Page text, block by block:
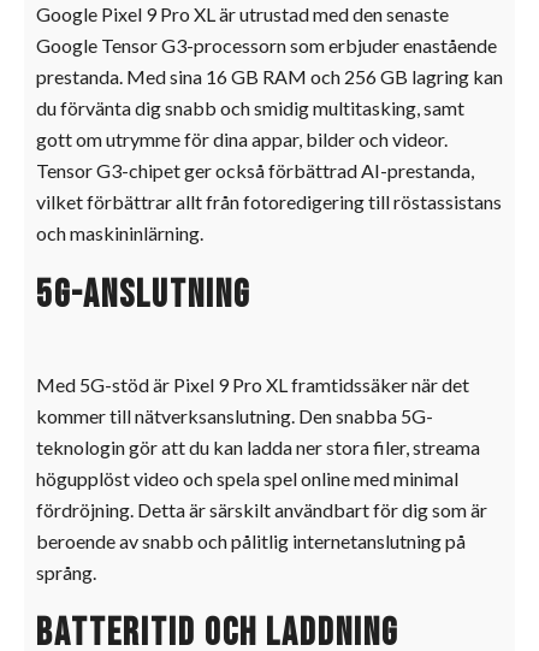
Google Pixel 9 Pro XL är utrustad med den senaste
Google Tensor G3-processorn som erbjuder enastående
prestanda. Med sina 16 GB RAM och 256 GB lagring kan
du förvänta dig snabb och smidig multitasking, samt
gott om utrymme för dina appar, bilder och videor.
Tensor G3-chipet ger också förbättrad AI-prestanda,
vilket förbättrar allt från fotoredigering till röstassistans
och maskininlärning.
5G-anslutning
Med 5G-stöd är Pixel 9 Pro XL framtidssäker när det
kommer till nätverksanslutning. Den snabba 5G-
teknologin gör att du kan ladda ner stora filer, streama
högupplöst video och spela spel online med minimal
fördröjning. Detta är särskilt användbart för dig som är
beroende av snabb och pålitlig internetanslutning på
språng.
Batteritid och laddning